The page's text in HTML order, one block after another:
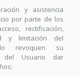
y asistencia
por parte de los
rectificación,
y limitación del
revoquen su
del Usuario dar